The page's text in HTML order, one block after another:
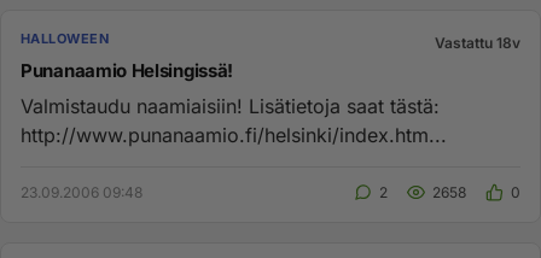
HALLOWEEN Vastattu 18v
Punanaamio Helsingissä!
Valmistaudu naamiaisiin! Lisätietoja saat tästä:
http://www.punanaamio.fi/helsinki/index.htm...
23.09.2006 09:48 2 2658 0